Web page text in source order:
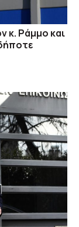
κ. Ράμμο και